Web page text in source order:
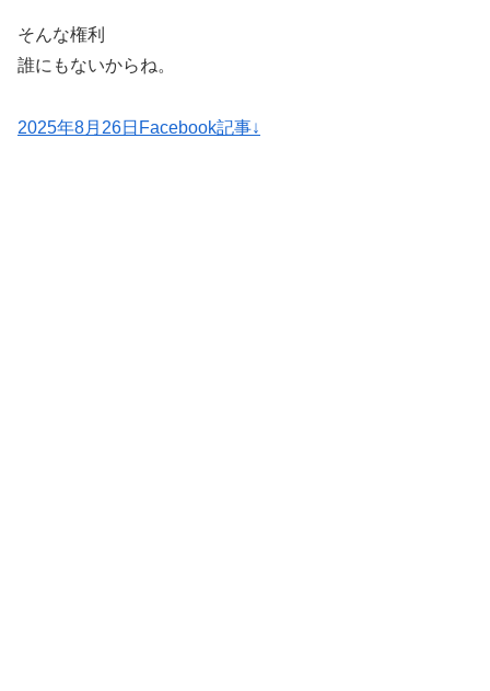
そんな権利
誰にもないからね。
2025年8月26日Facebook記事↓